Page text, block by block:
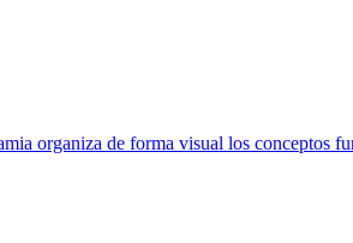
organiza de forma visual los conceptos